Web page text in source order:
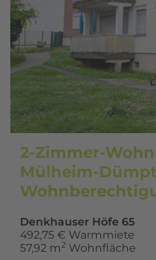
2-Zimmer-
Mülheim-
Denkhauser Höfe 65
492,75 € Warmmiete
57,92 m2 Wohnfläche